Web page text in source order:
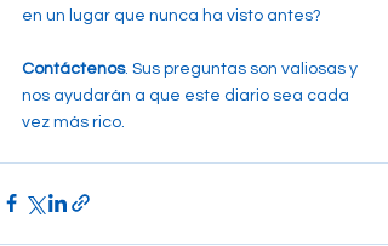
en un lugar que nunca ha visto antes?
Contáctenos. Sus preguntas son valiosas y
nos ayudarán a que este diario sea cada
vez más rico.